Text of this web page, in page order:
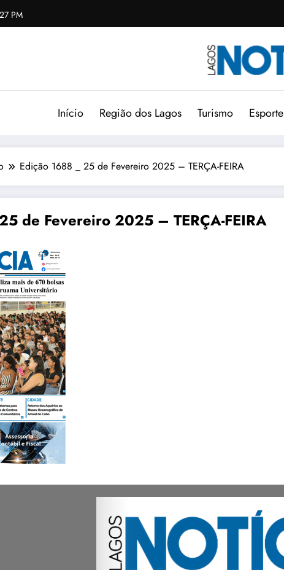
PM
Início Região dos Lagos Turismo Esporte
Edição 1688 _ 25 de Fevereiro 2025 – TERÇA-FEIRA
de Fevereiro 2025 – TERÇA-FEIRA